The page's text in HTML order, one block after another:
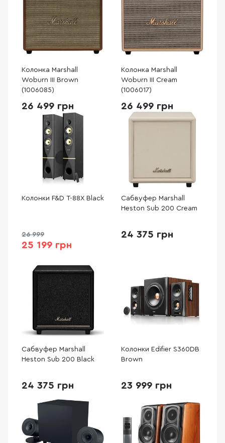
Колонка Marshall
Woburn III Brown
(1006085)
26 499 грн
Колонка Marshall
Woburn III Cream
(1006017)
26 499 грн
Колонки F&D T-88X Black
26 999
25 199 грн
Сабвуфер Marshall
Heston Sub 200 Cream
24 375 грн
Сабвуфер Marshall
Heston Sub 200 Black
24 375 грн
Колонки Edifier S360DB
Brown
23 999 грн